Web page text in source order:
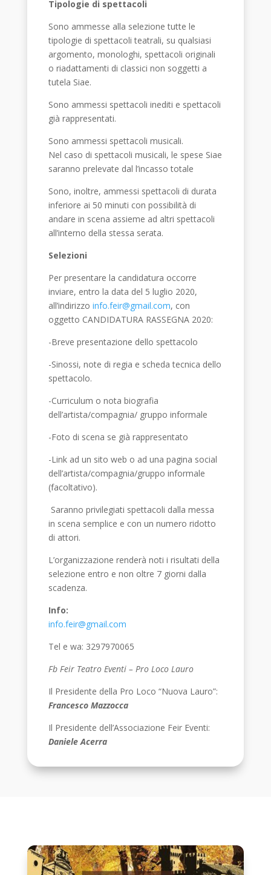
Tipologie di spettacoli
Sono ammesse alla selezione tutte le
tipologie di spettacoli teatrali, su qualsiasi
argomento, monologhi, spettacoli originali
o riadattamenti di classici non soggetti a
tutela Siae.
Sono ammessi spettacoli inediti e spettacoli
già rappresentati.
Sono ammessi spettacoli musicali.
Nel caso di spettacoli musicali, le spese Siae
saranno prelevate dal l’incasso totale
Sono, inoltre, ammessi spettacoli di durata
inferiore ai 50 minuti con possibilità di
andare in scena assieme ad altri spettacoli
all’interno della stessa serata.
Selezioni
Per presentare la candidatura occorre
inviare, entro la data del 5 luglio 2020,
all’indirizzo info.feir@gmail.com, con
oggetto CANDIDATURA RASSEGNA 2020:
-Breve presentazione dello spettacolo
-Sinossi, note di regia e scheda tecnica dello
spettacolo.
-Curriculum o nota biografia
dell’artista/compagnia/ gruppo informale
-Foto di scena se già rappresentato
-Link ad un sito web o ad una pagina social
dell’artista/compagnia/gruppo informale
(facoltativo).
Saranno privilegiati spettacoli dalla messa
in scena semplice e con un numero ridotto
di attori.
L’organizzazione renderà noti i risultati della
selezione entro e non oltre 7 giorni dalla
scadenza.
Info:
info.feir@gmail.com
Tel e wa: 3297970065
Fb Feir Teatro Eventi – Pro Loco Lauro
Il Presidente della Pro Loco “Nuova Lauro”:
Francesco Mazzocca
Il Presidente dell’Associazione Feir Eventi:
Daniele Acerra